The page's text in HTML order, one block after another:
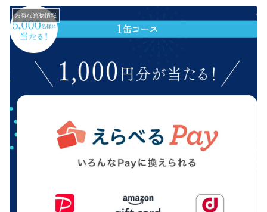
お得な買物情報